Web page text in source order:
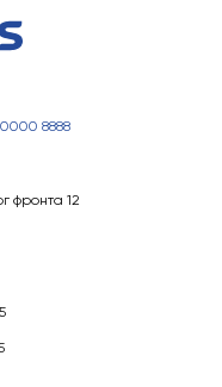
8888
фронта 12